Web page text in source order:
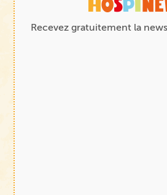
Recevez gratuitement la